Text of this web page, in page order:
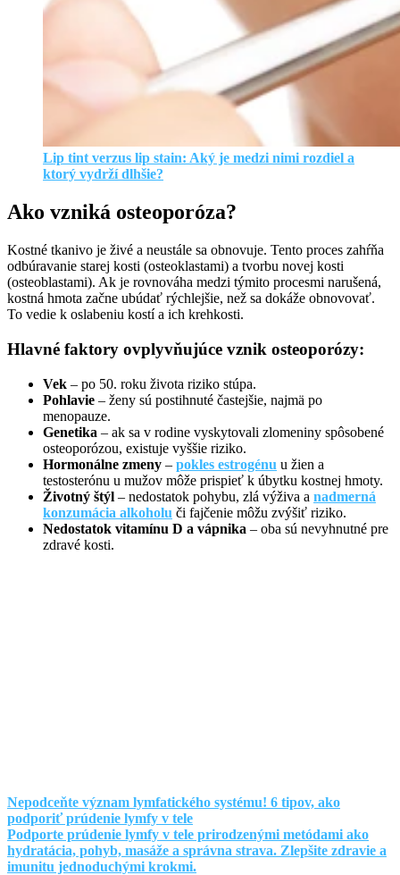
Lip tint verzus lip stain: Aký je medzi nimi rozdiel a
ktorý vydrží dlhšie?
Ako vzniká osteoporóza?
Kostné tkanivo je živé a neustále sa obnovuje. Tento proces zahŕňa
odbúravanie starej kosti (osteoklastami) a tvorbu novej kosti
(osteoblastami). Ak je rovnováha medzi týmito procesmi narušená,
kostná hmota začne ubúdať rýchlejšie, než sa dokáže obnovovať.
To vedie k oslabeniu kostí a ich krehkosti.
Hlavné faktory ovplyvňujúce vznik osteoporózy:
Vek – po 50. roku života riziko stúpa.
Pohlavie – ženy sú postihnuté častejšie, najmä po
menopauze.
Genetika – ak sa v rodine vyskytovali zlomeniny spôsobené
osteoporózou, existuje vyššie riziko.
Hormonálne zmeny – pokles estrogénu u žien a
testosterónu u mužov môže prispieť k úbytku kostnej hmoty.
Životný štýl – nedostatok pohybu, zlá výživa a nadmerná
konzumácia alkoholu či fajčenie môžu zvýšiť riziko.
Nedostatok vitamínu D a vápnika – oba sú nevyhnutné pre
zdravé kosti.
Nepodceňte význam lymfatického systému! 6 tipov, ako
podporiť prúdenie lymfy v tele
Podporte prúdenie lymfy v tele prirodzenými metódami ako
hydratácia, pohyb, masáže a správna strava. Zlepšite zdravie a
imunitu jednoduchými krokmi.